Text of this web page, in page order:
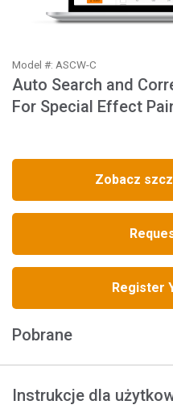
Model #: ASCW-C
Auto Search and
For Special Effect
Zobacz
Register
Pobrane
Instrukcje dla